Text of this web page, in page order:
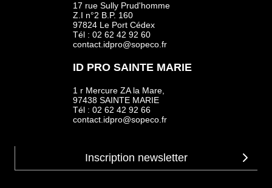
17 rue Sully Prud'homme
Z.I n°2 B.P. 160
97824 Le Port Cédex
Tél : 02 62 42 92 60
contact.idpro@sopeco.fr
ID PRO SAINTE MARIE
1 r Mercure ZA la Mare,
97438 SAINTE MARIE
Tél : 02 62 42 92 66
contact.idpro@sopeco.fr